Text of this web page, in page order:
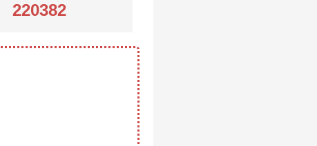
220382